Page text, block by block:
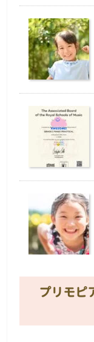
プリモピ